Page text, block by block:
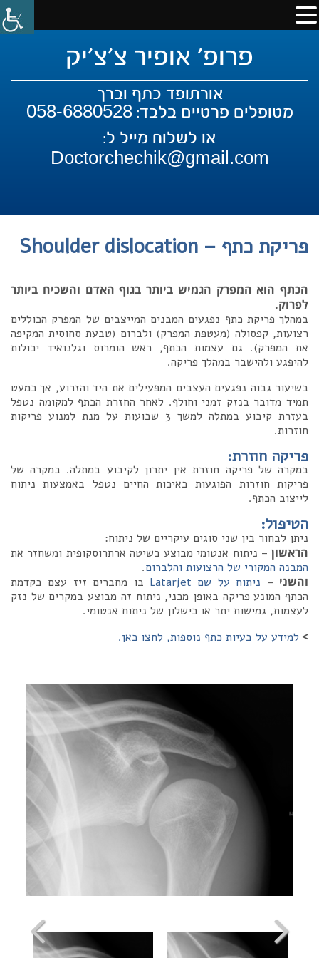
פרופ' אופיר צ'צ'יק
אורתופד כתף וברך
מטופלים פרטיים בלבד: 058-6880528
או לשלוח מייל ל:
Doctorchechik@gmail.com
פריקת כתף – Shoulder dislocation
הכתף הוא המפרק הגמיש ביותר בגוף האדם והשכיח ביותר
לפרוק.
במהלך פריקת כתף נפגעים המבנים המייצבים של המפרק הכוללים
רצועות, קפסולה (מעטפת המפרק) ולברום (טבעת סחוסית המקיפה
את המפרק). גם עצמות הכתף, ראש הומרוס וגלנואיד יכולות
להיפגע ולהישבר במהלך פריקה.
בשיעור גבוה נפגעים העצבים המפעילים את היד והזרוע, אך כמעט
תמיד מדובר בנזק זמני וחולף. לאחר החזרת הכתף למקומה נטפל
בעזרת קיבוע במתלה למשך 3 שבועות על מנת למנוע פריקות
חוזרות.
פריקה חוזרת:
במקרה של פריקה חוזרת אין יתרון לקיבוע במתלה. במקרה של
פריקות חוזרות הפוגעות באיכות החיים נטפל באמצעות ניתוח
לייצוב הכתף.
הטיפול:
ניתן לבחור בין שני סוגים עיקריים של ניתוח:
הראשון – ניתוח אנטומי מבוצע בשיטה ארתרוסקופית ומשחזר את
המבנה המקורי של הרצועות והלברום.
והשני – ניתוח על שם Latarjet
בו מחברים זיז עצם בקדמת
הכתף המונע פריקה באופן מכני, ניתוח זה מבוצע במקרים של נזק
לעצמות, גמישות יתר או כישלון של ניתוח אנטומי.
> למידע על בעיות כתף נוספות, לחצו כאן.